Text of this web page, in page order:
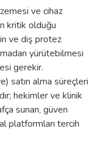
ve cihaz
kritik olduğu
ve diş protez
yürütebilmesi
gerekir.
satın alma süreçleri
hekimler ve klinik
sunan, güven
platformları tercih